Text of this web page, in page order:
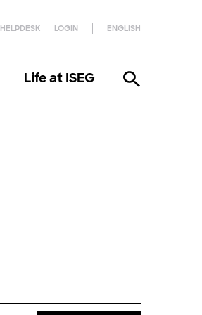
HELPDESK LOGIN ENGLISH
Life at ISEG